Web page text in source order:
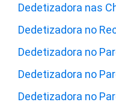
Dedetizadora nas
Dedetizadora no
Dedetizadora no
Dedetizadora no
Dedetizadora no